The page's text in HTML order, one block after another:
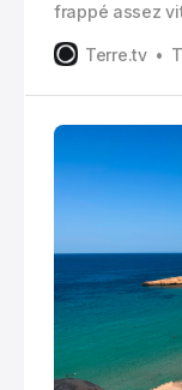
frappé assez
cours), du
Terre.tv